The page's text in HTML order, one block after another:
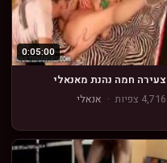
0:05:00
צעירה חמה נהנת מאנאלי
4,716 צפיות
· אנאלי